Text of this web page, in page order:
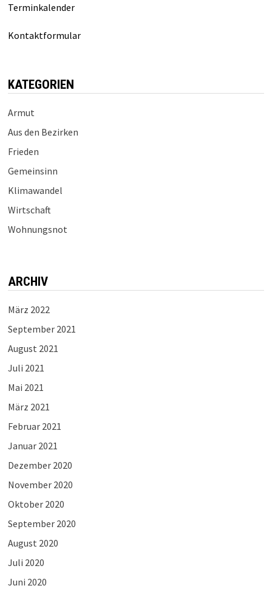
Terminkalender
Kontaktformular
KATEGORIEN
Armut
Aus den Bezirken
Frieden
Gemeinsinn
Klimawandel
Wirtschaft
Wohnungsnot
ARCHIV
März 2022
September 2021
August 2021
Juli 2021
Mai 2021
März 2021
Februar 2021
Januar 2021
Dezember 2020
November 2020
Oktober 2020
September 2020
August 2020
Juli 2020
Juni 2020